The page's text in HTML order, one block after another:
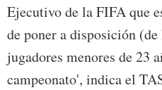
Ejecutivo de la FIFA que
de poner a disposición
jugadores menores de 23
campeonato', indica el